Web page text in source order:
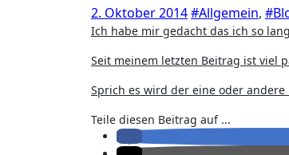
2. Oktober 2014#Allgemein,
Ich habe mir gedacht das ich so
Seit meinem letzten Beitrag ist viel
Sprich es wird der eine oder andere
Teile diesen Beitrag auf ...